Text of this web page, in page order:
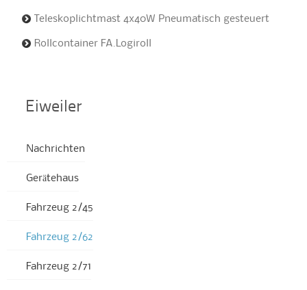
Teleskoplichtmast 4x40W Pneumatisch gesteuert
Rollcontainer FA.Logiroll
Eiweiler
Nachrichten
Gerätehaus
Fahrzeug 2/45
Fahrzeug 2/62
Fahrzeug 2/71